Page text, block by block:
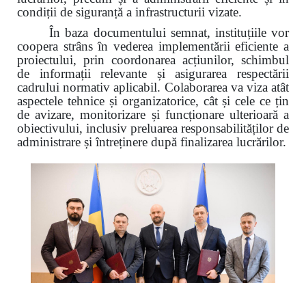
condiții de siguranță a infrastructurii vizate.
În baza documentului semnat, instituțiile vor
coopera strâns în vederea implementării eficiente a
proiectului, prin coordonarea acțiunilor, schimbul
de informații relevante și asigurarea respectării
cadrului normativ aplicabil. Colaborarea va viza atât
aspectele tehnice și organizatorice, cât și cele ce țin
de avizare, monitorizare și funcționare ulterioară a
obiectivului, inclusiv preluarea responsabilităților de
administrare și întreținere după finalizarea lucrărilor.